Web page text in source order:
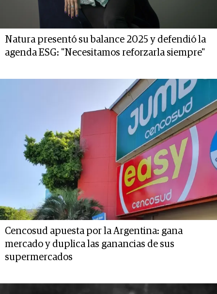
Natura presentó su balance 2025 y defendió la
agenda ESG: "Necesitamos reforzarla siempre"
Cencosud apuesta por la Argentina: gana
mercado y duplica las ganancias de sus
supermercados